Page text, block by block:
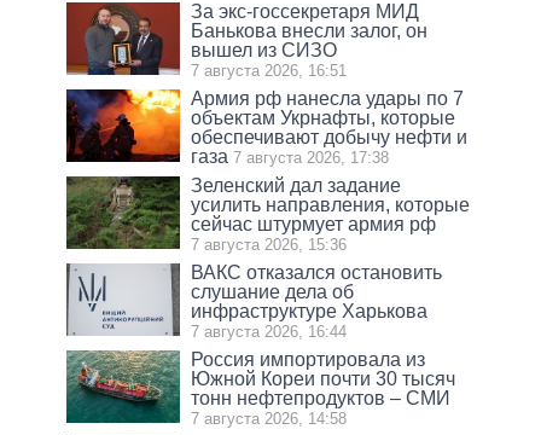
За экс-госсекретаря МИД
Банькова внесли залог, он
вышел из СИЗО
7 августа 2026, 16:51
Армия рф нанесла удары по 7
объектам Укрнафты, которые
обеспечивают добычу нефти и
газа 7 августа 2026, 17:38
Зеленский дал задание
усилить направления, которые
сейчас штурмует армия рф
7 августа 2026, 15:36
ВАКС отказался остановить
слушание дела об
инфраструктуре Харькова
7 августа 2026, 16:44
Россия импортировала из
Южной Кореи почти 30 тысяч
тонн нефтепродуктов – СМИ
7 августа 2026, 14:58